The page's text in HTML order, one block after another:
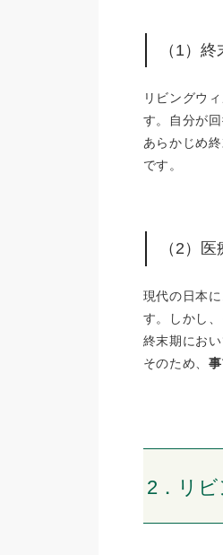
（1）
リビングウ
す。自分が
あらかじめ
です。
（2）
現代の日本
す。しかし
終末期にお
そのため、
2．リ